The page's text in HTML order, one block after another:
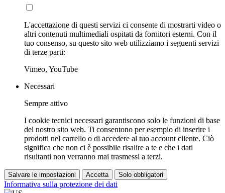
L'accettazione di questi servizi ci consente di mostrarti video o
altri contenuti multimediali ospitati da fornitori esterni. Con il
tuo consenso, su questo sito web utilizziamo i seguenti servizi
di terze parti:
Vimeo, YouTube
Necessari
Sempre attivo
I cookie tecnici necessari garantiscono solo le funzioni di base
del nostro sito web. Ti consentono per esempio di inserire i
prodotti nel carrello o di accedere al tuo account cliente. Ciò
significa che non ci è possibile risalire a te e che i dati
risultanti non verranno mai trasmessi a terzi.
Salvare le impostazioni Accetta Solo obbligatori
Informativa sulla protezione dei dati